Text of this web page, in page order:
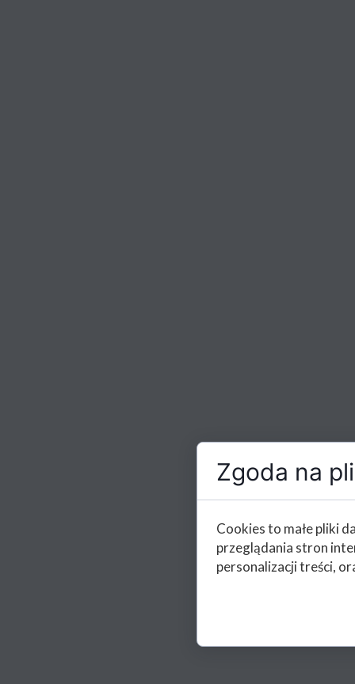
Zgoda na
Cookies to małe pliki
przeglądania stron
personalizacji treści,